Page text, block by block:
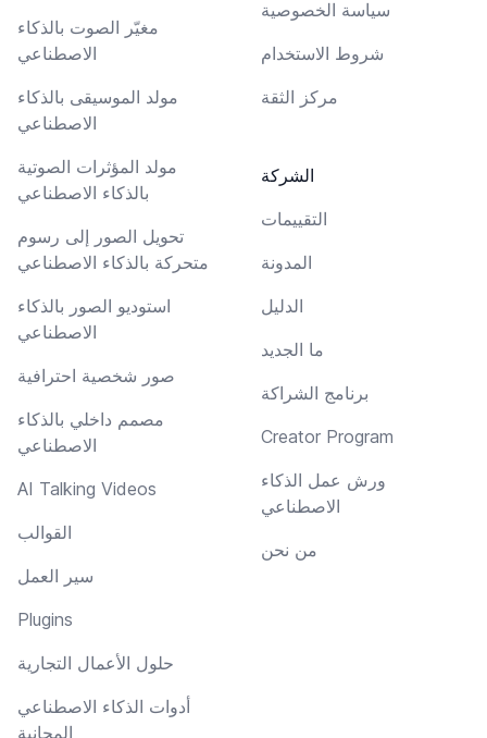
مغيّر الصوت بالذكاء
الاصطناعي
مولد الموسيقى بالذكاء
الاصطناعي
مولد المؤثرات الصوتية
بالذكاء الاصطناعي
تحويل الصور إلى رسوم
متحركة بالذكاء الاصطناعي
استوديو الصور بالذكاء
الاصطناعي
صور شخصية احترافية
مصمم داخلي بالذكاء
الاصطناعي
AI Talking Videos
القوالب
سير العمل
Plugins
حلول الأعمال التجارية
أدوات الذكاء الاصطناعي
المجانية
سياسة الخصوصية
شروط الاستخدام
مركز الثقة
الشركة
التقييمات
المدونة
الدليل
ما الجديد
برنامج الشراكة
Creator Program
ورش عمل الذكاء
الاصطناعي
من نحن